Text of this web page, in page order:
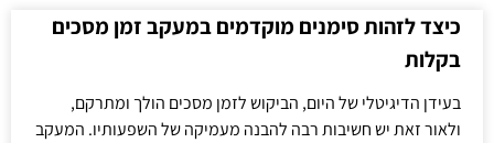
כיצד לזהות סימנים מוקדמים במעקב זמן מסכים
בקלות
בעידן הדיגיטלי של היום, הביקוש לזמן מסכים הולך ומתרקם,
ולאור זאת יש חשיבות רבה להבנה מעמיקה של השפעותיו. המעקב